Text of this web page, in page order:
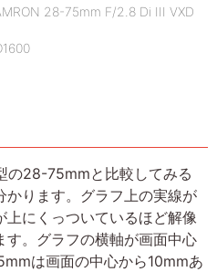
28-75mm F/2.8 Di III VXD
の28-75mmと比較してみる
かります。グラフ上の実線が
にくっついているほど解像
。グラフの横軸が画面中心
は画面の中心から10mmあ